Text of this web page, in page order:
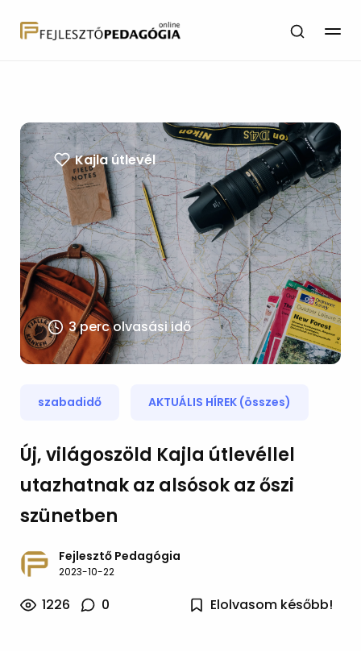
Kajla útlevél
3 perc olvasási idő
szabadidő AKTUÁLIS HÍREK (összes)
Új, világoszöld Kajla útlevéllel
utazhatnak az alsósok az őszi
szünetben
Fejlesztő Pedagógia
2023-10-22
1226 0 Elolvasom később!